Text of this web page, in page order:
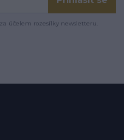
za účelem rozesílky newsletteru.